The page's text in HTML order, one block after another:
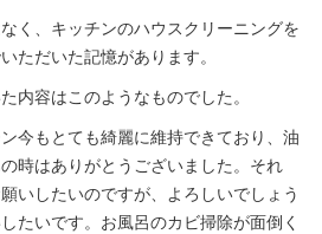
く、キッチンのハウスクリーニングを
ただいた記憶があります。
内容はこのようなものでした。
今もとても綺麗に維持できており、油
時はありがとうございました。それ
いしたいのですが、よろしいでしょう
たいです。お風呂のカビ掃除が面倒く